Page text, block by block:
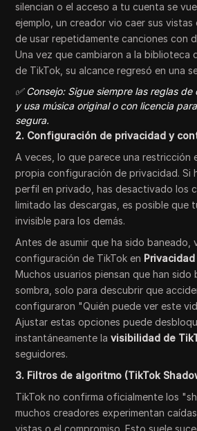
silencian o el acceso a tu cuenta se
ejemplo, un creador vio caer sus vistas
de usar repetidamente canciones con
Una vez que cambiaron a la biblioteca
de TikTok, su alcance regresó en una
✅ Consejo: Sigue siempre las reglas
y usa música original o con licencia
segura.
2. Configuración de privacidad y
A veces, lo que parece una restricción
propia configuración de privacidad. Si
perfil en privado, has desactivado los
limitado las descargas, es posible que
invisible para los demás.
Antes de asumir que ha sido baneado,
configuración de TikTok en
Muchos usuarios piensan que han sido
sombra, solo para descubrir que
configuraron "Quién puede ver este
Ajustar estas opciones puede
instantáneamente lavisibilidad de
seguidores.
3. Filtros de algoritmo (TikTok
TikTok no confirma oficialmente los
muchos creadores experimentan